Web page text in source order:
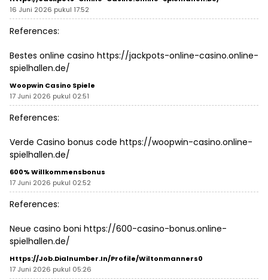
16 Juni 2026 pukul 17:52
References:
Bestes online casino https://jackpots-online-casino.online-
spielhallen.de/
Woopwin Casino Spiele
17 Juni 2026 pukul 02:51
References:
Verde Casino bonus code https://woopwin-casino.online-
spielhallen.de/
600% Willkommensbonus
17 Juni 2026 pukul 02:52
References:
Neue casino boni https://600-casino-bonus.online-
spielhallen.de/
Https://job.dialnumber.in/profile/wiltonmanners0
17 Juni 2026 pukul 05:26